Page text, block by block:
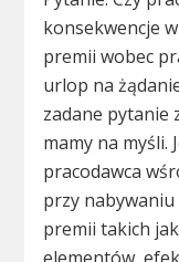
konsekwencje
premii wobec
urlop na
zadane pytanie
mamy na myśli.
pracodawca
przy
premii takich